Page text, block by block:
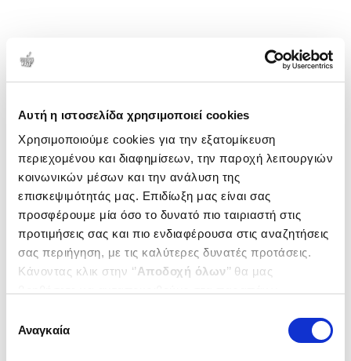
Αυτή η ιστοσελίδα χρησιμοποιεί cookies
Χρησιμοποιούμε cookies για την εξατομίκευση
περιεχομένου και διαφημίσεων, την παροχή λειτουργιών
κοινωνικών μέσων και την ανάλυση της
επισκεψιμότητάς μας. Επιδίωξη μας είναι σας
προσφέρουμε μία όσο το δυνατό πιο ταιριαστή στις
προτιμήσεις σας και πιο ενδιαφέρουσα στις αναζητήσεις
σας περιήγηση, με τις καλύτερες δυνατές προτάσεις.
Κάνοντας κλικ στην ‘’Αποδοχή όλων’’ θα μας
ενδιαφέρουν και να επιλέξετε από τα παρακάτω με την
΄΄και να ενημερωθείτε σχετικά με
συγκατάθεσης
Αναγκαία